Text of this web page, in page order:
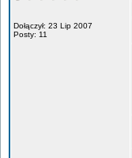
Dołączył: 23 Lip 2007
Posty: 11